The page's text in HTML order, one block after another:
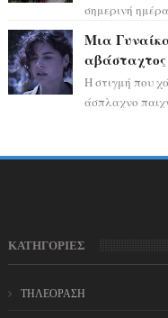
σημερινή
Μια
Η στιγμή που
άσπλαχνο
ΚΑΤΗΓΟΡΙΕΣ
ΤΗΛΕΟΡΑΣΗ